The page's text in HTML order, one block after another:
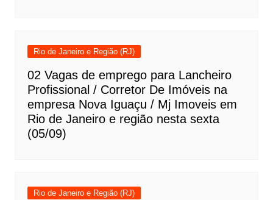
Rio de Janeiro e Região (RJ)
02 Vagas de emprego para Lancheiro
Profissional / Corretor De Imóveis na
empresa Nova Iguaçu / Mj Imoveis em
Rio de Janeiro e região nesta sexta
(05/09)
Rio de Janeiro e Região (RJ)